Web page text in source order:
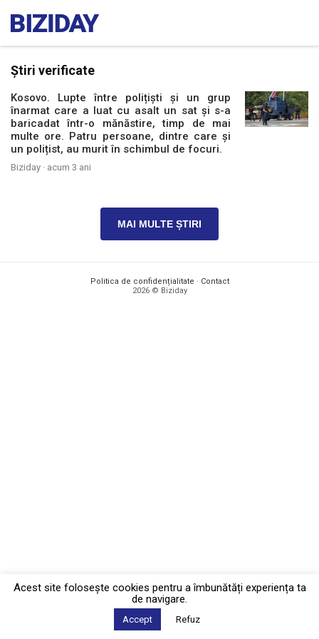
Știri verificate
Kosovo. Lupte între polițiști și un grup
înarmat care a luat cu asalt un sat și s-a
baricadat într-o mănăstire, timp de mai
multe ore. Patru persoane, dintre care și
un polițist, au murit în schimbul de focuri.
Biziday · acum 3 ani
MAI MULTE ȘTIRI
Politica de confidențialitate · Contact
2026 © Biziday
Acest site foloseşte cookies pentru a îmbunătăți experiența ta
de navigare.
Accept Refuz